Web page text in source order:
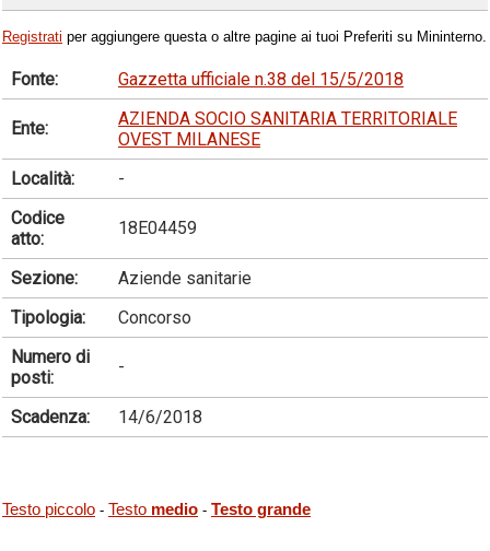
Registrati per aggiungere questa o altre pagine ai tuoi Preferiti su Mininterno.
Fonte: Gazzetta ufficiale n.38 del 15/5/2018
Ente:
AZIENDA SOCIO SANITARIA TERRITORIALE
OVEST MILANESE
Località:
-
Codice
atto:
18E04459
Sezione:
Aziende sanitarie
Tipologia:
Concorso
Numero di
posti:
-
Scadenza: 14/6/2018
Testo piccolo - Testo medio - Testo grande